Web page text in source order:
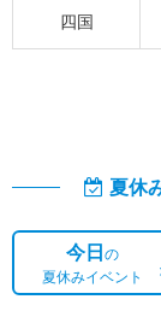
四国
夏休
今日の
夏休みイベント